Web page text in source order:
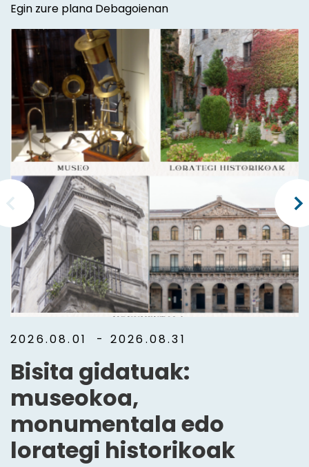
Egin zure plana Debagoienan
2026.08.01 - 2026.08.31
Bisita gidatuak:
museokoa,
monumentala edo
lorategi historikoak